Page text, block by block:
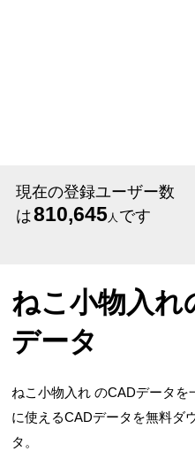
現在の登録ユーザー数
は810,645人 です
ねこ小物入れ
データ
ねこ小物入れ のCADデータ
に使えるCADデータを無料ダ
タ。